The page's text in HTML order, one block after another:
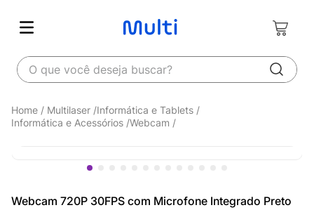
O que você deseja buscar?
Multilaser Informática e Tablets
Informática e Acessórios Webcam
Webcam 720P 30FPS com Microfone Integrado Preto